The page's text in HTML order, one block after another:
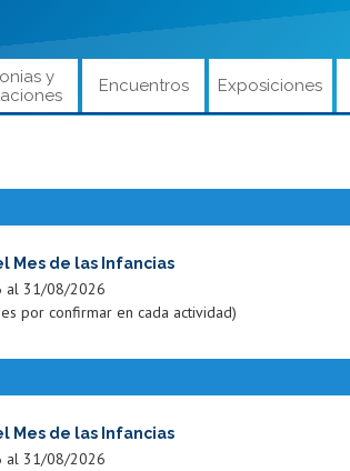
Estudios Avanzados en Educación
y
Encuentros Exposiciones
Mes de las Infancias
al 31/08/2026
por confirmar en cada actividad)
Mes de las Infancias
al 31/08/2026